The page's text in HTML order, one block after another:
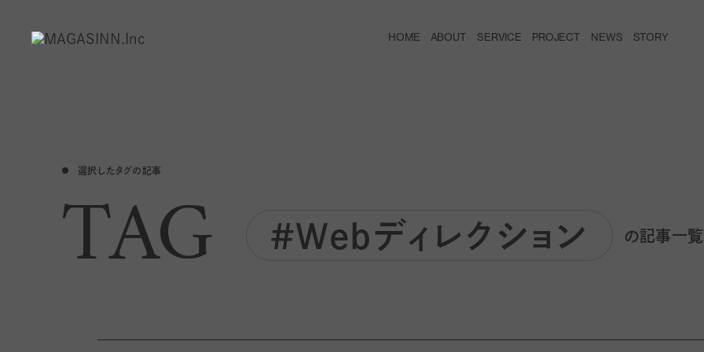
HOME ABOUT SERVICE PROJECT NEWS STORY
選択したタグの記事
TAG #Webディレクション の記事一覧